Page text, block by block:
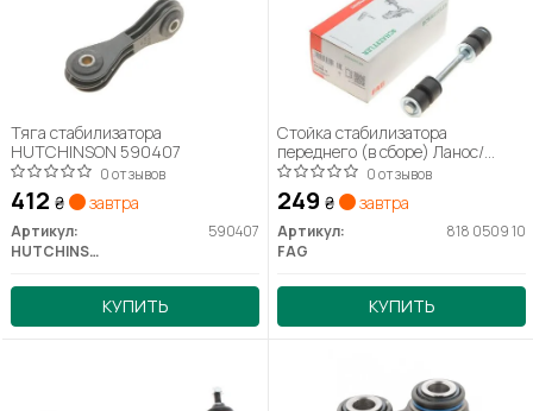
Тяга стабилизатора
HUTCHINSON 590407
0 отзывов
412 ₴ завтра
Артикул:
590407
HUTCHINSON
КУПИТЬ
Стойка стабилизатора
переднего (в сборе) Ланос/
Сенс/Нексия/Эсперо;
0 отзывов
249 ₴ завтра
Артикул:
818 0509 10
FAG
КУПИТЬ